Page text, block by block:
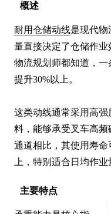
概述
耐用仓储动线是现代物
量直接决定了仓储作
物流规划师都知道，
提升30%以上。
这类动线通常采用高
料，能够承受叉车高
通道相比，其使用寿命
上，特别适合日均作
主要特点